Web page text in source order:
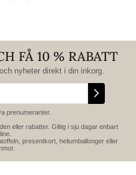
FÅ 10 % RABATT
nyheter direkt i din inkorg.
prenumeranter.
eller rabatter. Giltig i sju dagar enbart
presentkort, heliumballonger eller